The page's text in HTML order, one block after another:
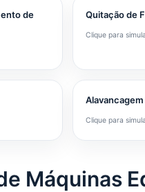
de
Quitação de
Clique para
Clique para
Máquinas